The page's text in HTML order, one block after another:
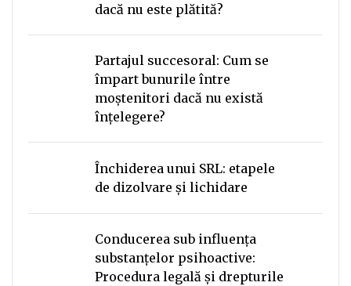
dacă nu este plătită?
Partajul succesoral: Cum se
împart bunurile între
moștenitori dacă nu există
înțelegere?
Închiderea unui SRL: etapele
de dizolvare și lichidare
Conducerea sub influența
substanțelor psihoactive:
Procedura legală și drepturile